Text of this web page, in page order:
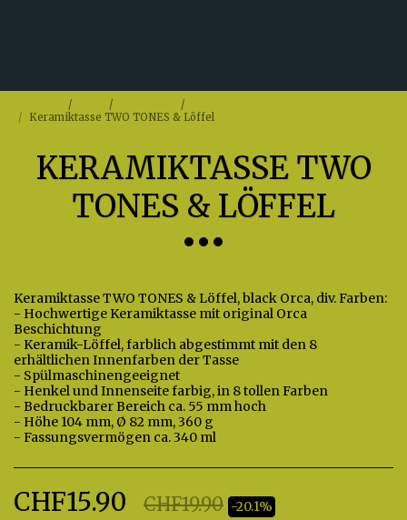
Keramiktasse TWO TONES & Löffel
KERAMIKTASSE TWO
TONES & LÖFFEL
Keramiktasse TWO TONES & Löffel, black Orca, div. Farben:
- Hochwertige Keramiktasse mit original Orca
Beschichtung
- Keramik-Löffel, farblich abgestimmt mit den 8
erhältlichen Innenfarben der Tasse
- Spülmaschinengeeignet
- Henkel und Innenseite farbig, in 8 tollen Farben
- Bedruckbarer Bereich ca. 55 mm hoch
- Höhe 104 mm, Ø 82 mm, 360 g
- Fassungsvermögen ca. 340 ml
CHF15.90 CHF19.90 -20.1%